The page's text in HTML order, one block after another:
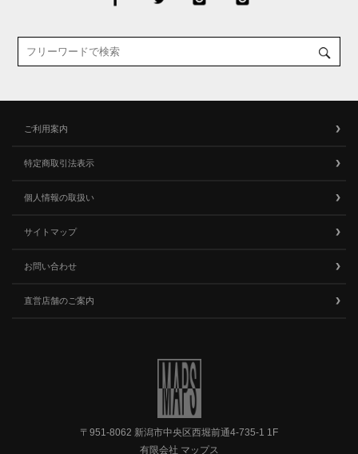
ご利用案内
特定商取引法表示
個人情報の取扱い
サイトマップ
お問い合わせ
直営店舗のご案内
〒951-8062 新潟市中央区西堀前通4-735-1 1F
有限会社 マップス